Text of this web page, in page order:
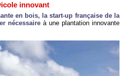
innovant
en bois, la start-up française de la
nécessaireà une plantation innovante